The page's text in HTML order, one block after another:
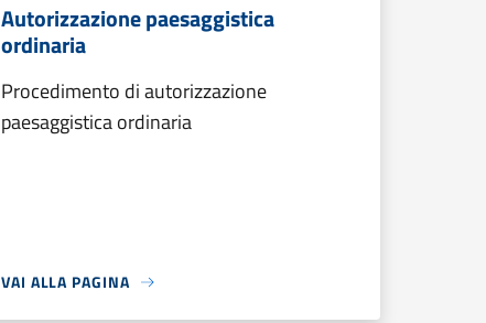
Autorizzazione paesaggistica
ordinaria
Procedimento di autorizzazione
paesaggistica ordinaria
VAI ALLA PAGINA